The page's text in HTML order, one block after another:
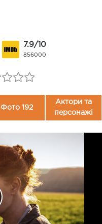
7.9/10
856000
Фото 192
Актори та
персонажі